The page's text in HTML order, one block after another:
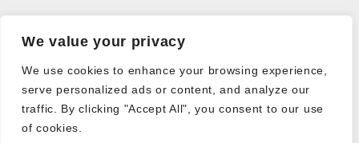
We value your privacy
We use cookies to enhance your browsing experience,
serve personalized ads or content, and analyze our
traffic. By clicking "Accept All", you consent to our use
of cookies.